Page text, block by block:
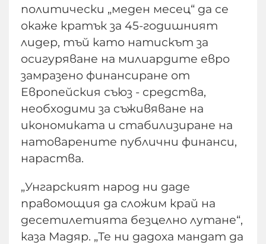
политически „меден месец“ да се
окаже кратък за 45-годишният
лидер, тъй като натискът за
осигуряване на милиардите евро
замразено финансиране от
Европейския съюз - средства,
необходими за съживяване на
икономиката и стабилизиране на
натоварените публични финанси,
нараства.
„Унгарският народ ни даде
правомощия да сложим край на
десетилетията безцелно лутане“,
каза Мадяр. „Те ни дадоха мандат да